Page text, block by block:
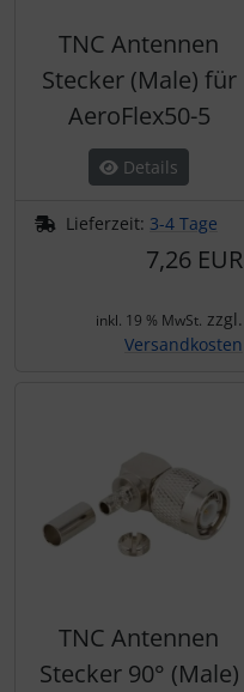
TNC Antennen
Stecker (Male) für
AeroFlex50-5
Details
Lieferzeit: 3-4 Tage
7,26 EUR
inkl. 19 % MwSt. zzgl.
Versandkosten
TNC Antennen
Stecker 90° (Male)